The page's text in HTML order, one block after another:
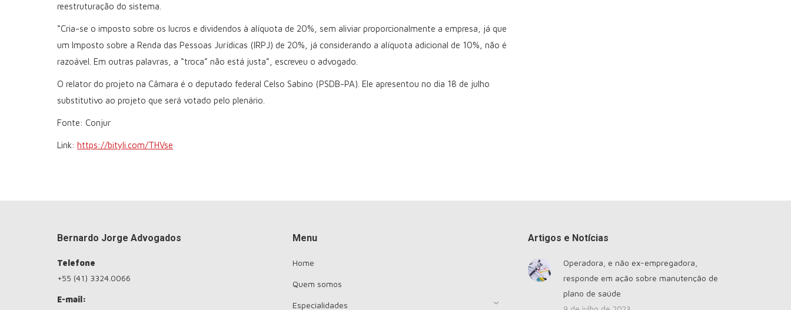
reestruturação do sistema.
“Cria-se o imposto sobre os lucros e dividendos à alíquota de 20%, sem aliviar proporcionalmente a empresa, já que
um Imposto sobre a Renda das Pessoas Jurídicas (IRPJ) de 20%, já considerando a alíquota adicional de 10%, não é
razoável. Em outras palavras, a “troca” não está justa”, escreveu o advogado.
O relator do projeto na Câmara é o deputado federal Celso Sabino (PSDB-PA). Ele apresentou no dia 18 de julho
substitutivo ao projeto que será votado pelo plenário.
Fonte: Conjur
Link: https://bityli.com/THVse
Bernardo Jorge Advogados
Telefone
+55 (41) 3324.0066
E-mail:
Menu
Home
Quem somos
Especialidades
Artigos e Notícias
Operadora, e não ex-empregadora,
responde em ação sobre manutenção de
plano de saúde